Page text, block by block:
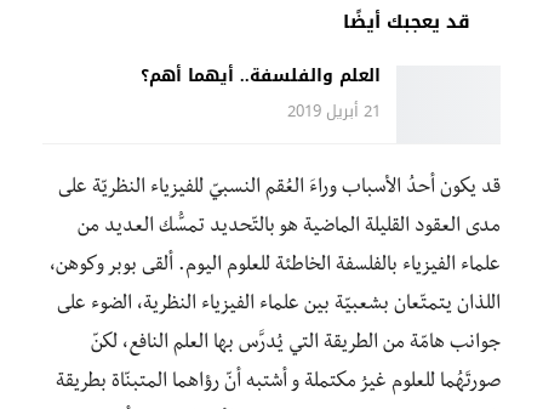
قد يعجبك أيضًا
العلم والفلسفة.. أيهما أهم؟
21 أبريل 2019
قد يكون أحدُ الأسباب وراءَ العُقم النسبيّ للفيزياء النظريّة على
مدى العقود القليلة الماضية هو بالتّحديد تمسُّك العديد من
علماء الفيزياء بالفلسفة الخاطئة للعلوم اليوم. ألقى بوبر وكوهن،
اللذان يتمتّعان بشعبيّة بين علماء الفيزياء النظرية، الضوء على
جوانب هامّة من الطريقة التي يُدرَّس بها العلم النافع، لكنّ
صورتَهُما للعلوم غيرُ مكتملة و أشتبه أنّ رؤاهما المتبنّاة بطريقة